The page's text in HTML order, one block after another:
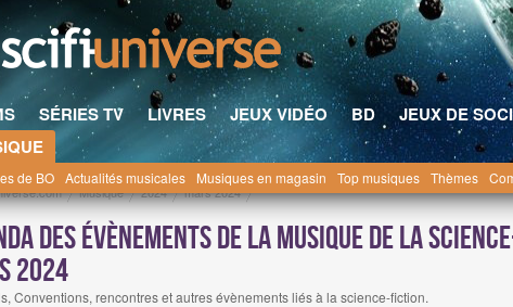
SÉRIES TV LIVRES JEUX VIDÉO BD
JEUX DE
de BO Actualités musicales Musiques en magasin Top musiques Thèmes
Musique 2024 mars 2024
des évènements de la musique de la
2024
Conventions, rencontres et autres évènements liés à la science-fiction.